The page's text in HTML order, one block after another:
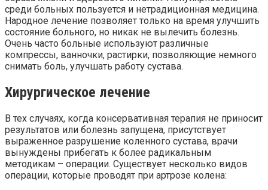
среди больных пользуется и нетрадиционная медицина.
Народное лечение позволяет только на время улучшить
состояние больного, но никак не вылечить болезнь.
Очень часто больные используют различные
компрессы, ванночки, растирки, позволяющие немного
снимать боль, улучшать работу сустава.
Хирургическое лечение
В тех случаях, когда консервативная терапия не приносит
результатов или болезнь запущена, присутствует
выраженное разрушение коленного сустава, врачи
вынуждены прибегать к более радикальным
методикам – операции. Существует несколько видов
операции, которые проводят при артрозе колена: